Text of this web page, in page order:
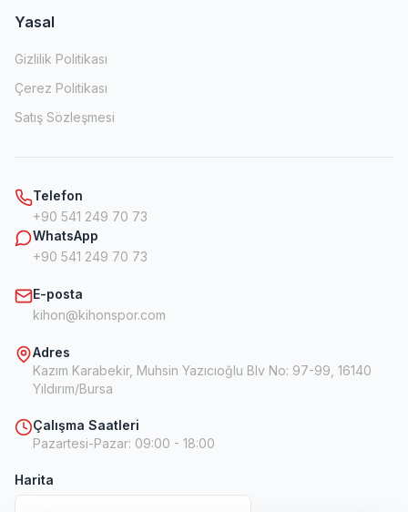
Yasal
Gizlilik Politikası
Çerez Politikası
Satış Sözleşmesi
Telefon
+90 541 249 70 73
WhatsApp
+90 541 249 70 73
E-posta
kihon@kihonspor.com
Adres
Kazım Karabekir, Muhsin Yazıcıoğlu Blv No: 97-99, 16140
Yıldırım/Bursa
Çalışma Saatleri
Pazartesi-Pazar: 09:00 - 18:00
Harita